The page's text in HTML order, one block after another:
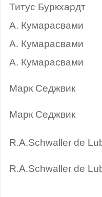
Титус Буркхардт
А. Кумарасвами
А. Кумарасвами
А. Кумарасвами
Марк Седжвик
Марк Седжвик
R.A.Schwaller de
R.A.Schwaller de